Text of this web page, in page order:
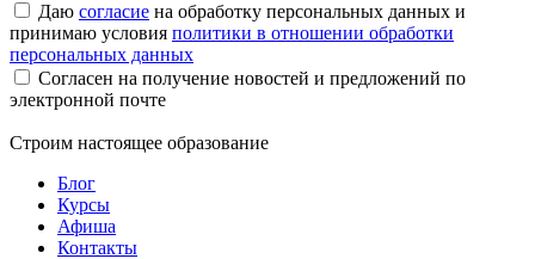
Даю согласие на обработку персональных данных и
принимаю условия политики в отношении обработки
персональных данных
Согласен на получение новостей и предложений по
электронной почте
Строим настоящее образование
Блог
Курсы
Афиша
Контакты